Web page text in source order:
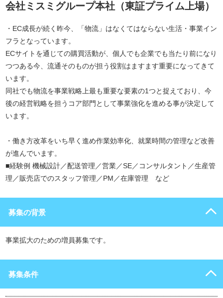
会社ミスミグループ本社（東証プライム上場）
・EC成長が続く昨今、「物流」はなくてはならない生活・事業イン
フラとなっています。
ECサイトを通じての購買活動が、個人でも企業でも当たり前になり
つつある今、流通そのものが担う役割はますます重要になってきて
います。
同社でも物流を事業戦略上最も重要な要素の1つと捉えており、今
後の経営戦略を担うコア部門として事業強化を進める事が決定して
います。
・働き方改革をいち早く進め作業効率化、就業時間の管理など改善
が進んでいます。
■経験例 機械設計／配送管理／営業／SE／コンサルタント／生産管
理／販売店でのスタッフ管理／PM／在庫管理 など
募集の背景
事業拡大のための増員募集です。
募集条件